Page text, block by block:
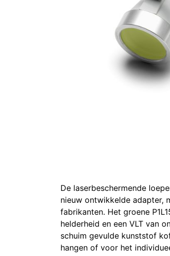
De laserbeschermende
nieuw ontwikkelde adapter,
fabrikanten. Het groene
helderheid en een VLT van
schuim gevulde kunststof
hangen of voor het